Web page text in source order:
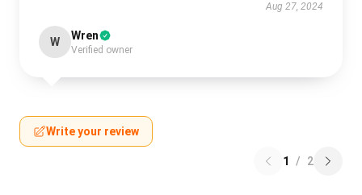
Aug 27, 2024
W Wren
Verified owner
Write your review
1 / 2